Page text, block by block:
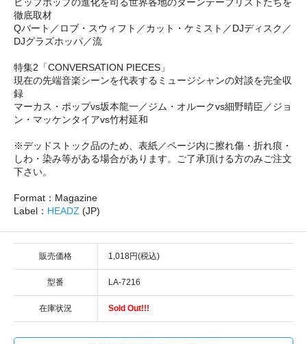
徹底取材
Qバート／ロブ・スウィフト／カット・ケミスト／DJディスク／
DJグラズホッパ／流
特集2「CONVERSATION PIECES」
現在の先端音楽シーンを代表するミュージシャンの対談を完全収
録
マーカス・ポップvs坂本龍一／ジム・オルークvs細野晴臣／ジョ
ン・マッケンタイアvs竹村延和
※デッドストック品のため、表紙／ページ内に擦れ傷・折れ痕・
しわ・染み等がある場合があります。ご了承頂ける方のみご注文
下さい。
Format：Magazine
Label： HEADZ (JP)
販売価格 1,018円(税込)
型番 LA-7216
在庫状況 Sold Out!!!